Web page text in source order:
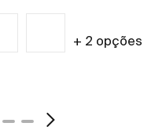
+ 2 opções